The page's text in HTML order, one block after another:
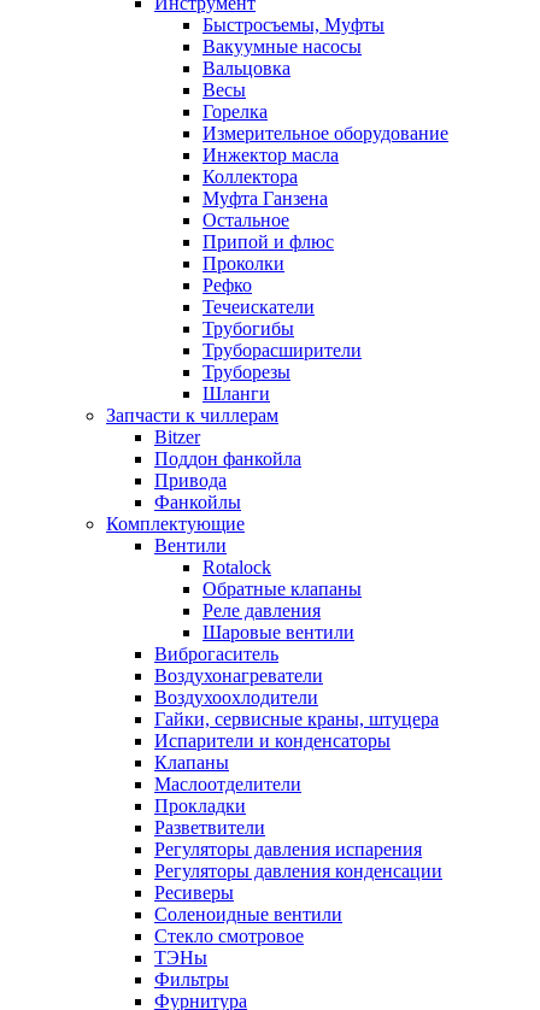
Быстросъемы, Муфты
Вакуумные насосы
Вальцовка
Весы
Горелка
Измерительное оборудование
Инжектор масла
Коллектора
Муфта Ганзена
Остальное
Припой и флюс
Проколки
Рефко
Течеискатели
Трубогибы
Труборасширители
Труборезы
Шланги
Запчасти к чиллерам
Bitzer
Поддон фанкойла
Привода
Фанкойлы
Комплектующие
Вентили
Rotalock
Обратные клапаны
Реле давления
Шаровые вентили
Виброгаситель
Воздухонагреватели
Воздухоохлодители
Гайки, сервисные краны, штуцера
Испарители и конденсаторы
Клапаны
Маслоотделители
Прокладки
Разветвители
Регуляторы давления испарения
Регуляторы давления конденсации
Ресиверы
Соленоидные вентили
Стекло смотровое
ТЭНы
Фильтры
Фурнитура